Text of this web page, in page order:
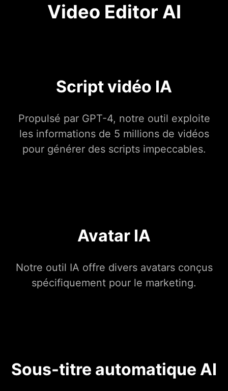
Video Editor AI
Script vidéo IA
Propulsé par GPT-4, notre outil exploite
les informations de 5 millions de vidéos
pour générer des scripts impeccables.
Avatar IA
Notre outil IA offre divers avatars conçus
spécifiquement pour le marketing.
Sous-titre automatique AI